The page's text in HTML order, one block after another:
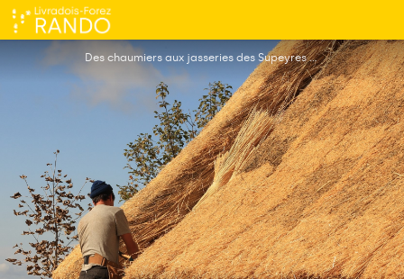
Le colporteur des Jasseries
Des chaumiers aux jasseries des Supeyres - Jean-Claude Corbel